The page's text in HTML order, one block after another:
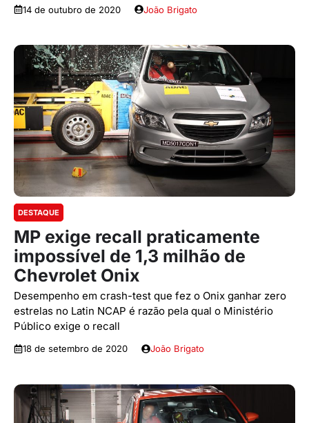
14 de outubro de 2020 João Brigato
DESTAQUE
MP exige recall praticamente
impossível de 1,3 milhão de
Chevrolet Onix
Desempenho em crash-test que fez o Onix ganhar zero
estrelas no Latin NCAP é razão pela qual o Ministério
Público exige o recall
18 de setembro de 2020 João Brigato